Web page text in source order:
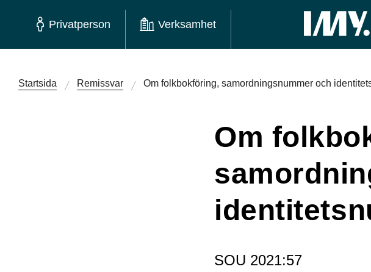
Privatperson Verksamhet
Startsida Remissvar Om folkbokföring, samordnings­nummer och
Om
SOU 2021:57